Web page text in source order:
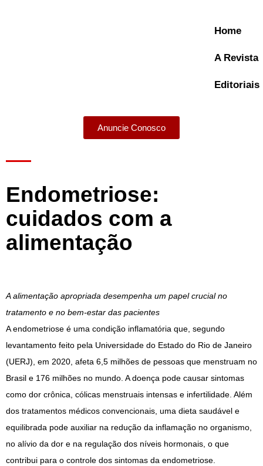
Home
A Revista
Editoriais
Anuncie Conosco
Endometriose:
cuidados com a
alimentação
A alimentação apropriada desempenha um papel crucial no
tratamento e no bem-estar das pacientes
A endometriose é uma condição inflamatória que, segundo
levantamento feito pela Universidade do Estado do Rio de Janeiro
(UERJ), em 2020, afeta 6,5 milhões de pessoas que menstruam no
Brasil e 176 milhões no mundo. A doença pode causar sintomas
como dor crônica, cólicas menstruais intensas e infertilidade. Além
dos tratamentos médicos convencionais, uma dieta saudável e
equilibrada pode auxiliar na redução da inflamação no organismo,
no alívio da dor e na regulação dos níveis hormonais, o que
contribui para o controle dos sintomas da endometriose.